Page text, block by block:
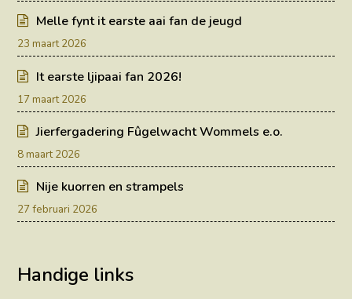
Melle fynt it earste aai fan de jeugd
23 maart 2026
It earste ljipaai fan 2026!
17 maart 2026
Jierfergadering Fûgelwacht Wommels e.o.
8 maart 2026
Nije kuorren en strampels
27 februari 2026
Handige links